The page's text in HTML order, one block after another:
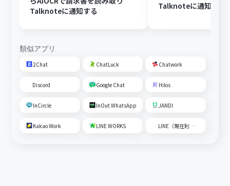
Talknoteに通知する
Talknoteに通知する
類似アプリ
2Chat ChatLuck Chatwork
Discord Google Chat Hilos
InCircle InOut WhatsApp JANDI
Kakao Work LINE WORKS LINE（現在利用不可）